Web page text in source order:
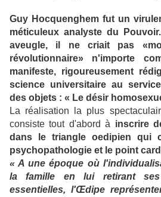
Guy Hocquenghem fut un
méticuleux analyste du
aveugle, il ne criait pas
révolutionnaire» n'importe
manifeste, rigoureusement
science universitaire au
des objets : « Le désir
La réalisation la plus
consiste tout d'abord à inscrire
dans le triangle oedipien qui
psychopathologie et le point
« A une époque où
la famille en lui retirant ses
essentielles, l'Œdipe